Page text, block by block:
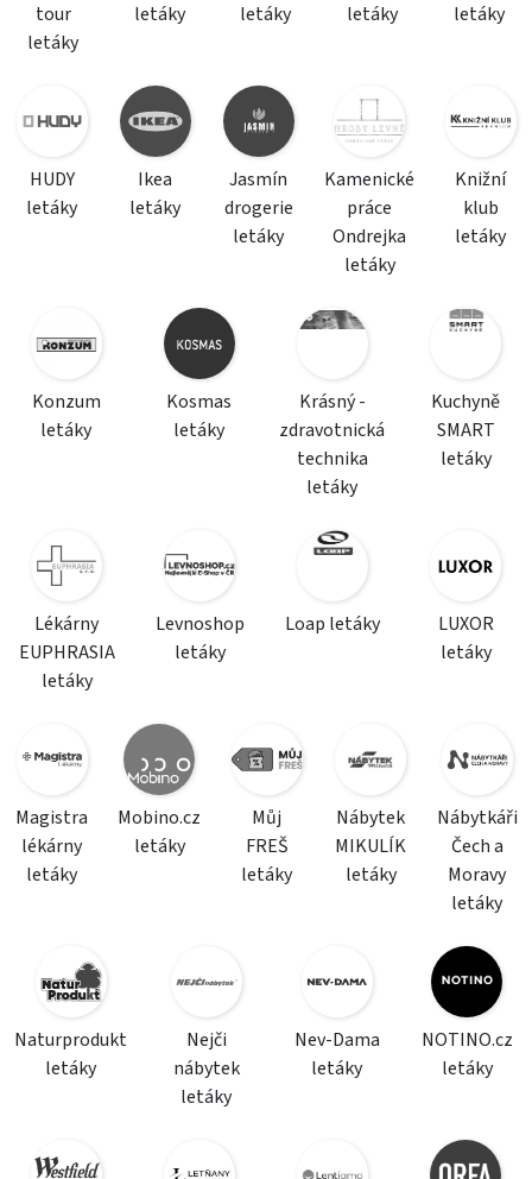
tour
letáky
letáky
letáky
letáky
letáky
HUDY
letáky
Ikea
letáky
Jasmín
drogerie
letáky
Kamenické
práce
Ondrejka
letáky
Knižní
klub
letáky
Konzum
letáky
Kosmas
letáky
Krásný -
zdravotnická
technika
letáky
Kuchyně
SMART
letáky
Lékárny
EUPHRASIA
letáky
Levnoshop
letáky
Loap letáky
LUXOR
letáky
Magistra
lékárny
letáky
Mobino.cz
letáky
Můj
FREŠ
letáky
Nábytek
MIKULÍK
letáky
Nábytkáři
Čech a
Moravy
letáky
Naturprodukt
letáky
Nejči
nábytek
letáky
Nev-Dama
letáky
NOTINO.cz
letáky